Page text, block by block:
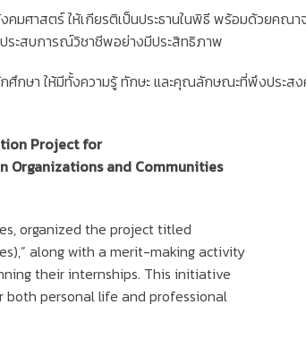
ศาสตร์ ให้เกียรติเป็นประธานในพิธี พร้อมด้วยคณ
ระสบการณ์วิชาชีพอย่างมีประสิทธิภาพ
ษา ให้มีทั้งความรู้ ทักษะ และคุณลักษณะที่พึงประส
Project for
Organizations and Communities
organized the project titled
along with a merit-making activity
their internships. This initiative
personal life and professional